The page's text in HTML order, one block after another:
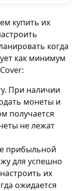
купить их
когда
как минимум
При наличии
монеты и
получается
не лежат
прибыльной
для успешно
их
ожидается